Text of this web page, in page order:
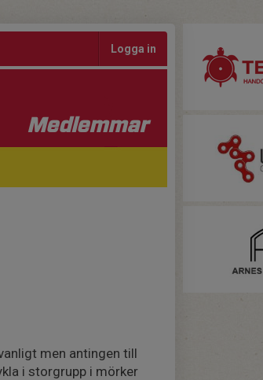
Logga in
Medlemmar
men antingen till
i storgrupp i mörker